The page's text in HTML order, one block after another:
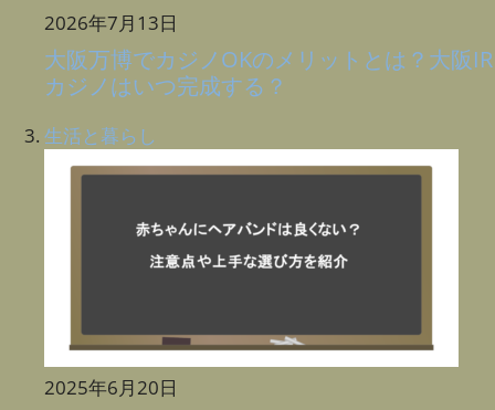
2026年7月13日
大阪万博でカジノOKのメリットとは？大阪IR
カジノはいつ完成する？
生活と暮らし
2025年6月20日